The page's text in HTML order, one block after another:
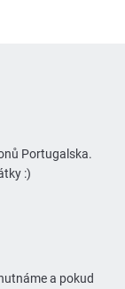
Portugalska.
:)
a pokud